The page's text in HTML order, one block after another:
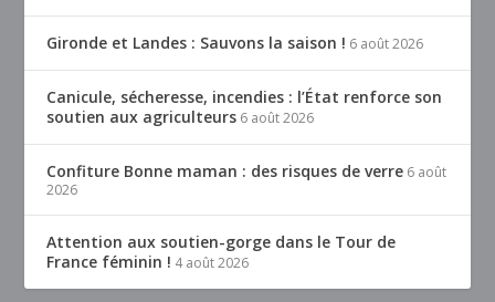
Gironde et Landes : Sauvons la saison ! 6 août 2026
Canicule, sécheresse, incendies : l’État renforce son
soutien aux agriculteurs 6 août 2026
Confiture Bonne maman : des risques de verre 6 août
2026
Attention aux soutien-gorge dans le Tour de
France féminin ! 4 août 2026